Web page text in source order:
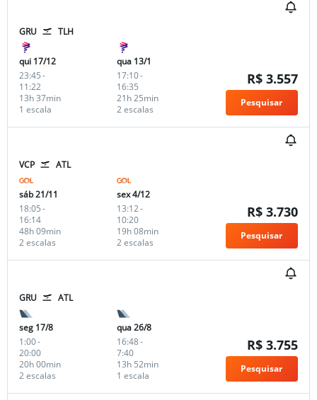
GRU TLH
qui 17/12
23:45-
11:22
1 escala
13h 37min
qua 13/1
17:10-
16:35
2 escalas
21h 25min
R$ 3.557
Pesquisar
VCP ATL
sáb 21/11
18:05-
16:14
2 escalas
48h 09min
sex 4/12
13:12-
10:20
2 escalas
19h 08min
R$ 3.730
Pesquisar
GRU ATL
seg 17/8
1:00-
20:00
2 escalas
20h 00min
qua 26/8
16:48-
7:40
1 escala
13h 52min
R$ 3.755
Pesquisar